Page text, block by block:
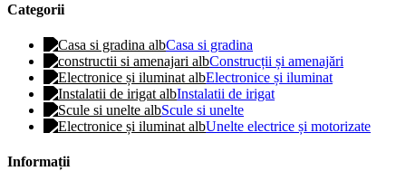
Categorii
Casa si gradina
Construcții și amenajări
Electronice și iluminat
Instalatii de irigat
Scule si unelte
Unelte electrice și motorizate
Informații